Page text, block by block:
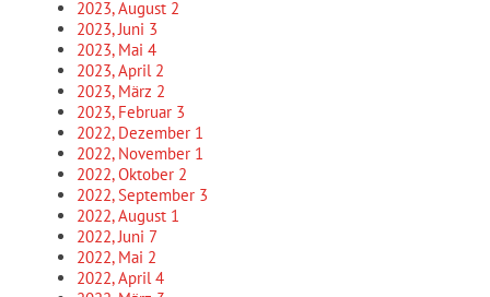
2023, August 2
2023, Juni 3
2023, Mai 4
2023, April 2
2023, März 2
2023, Februar 3
2022, Dezember 1
2022, November 1
2022, Oktober 2
2022, September 3
2022, August 1
2022, Juni 7
2022, Mai 2
2022, April4